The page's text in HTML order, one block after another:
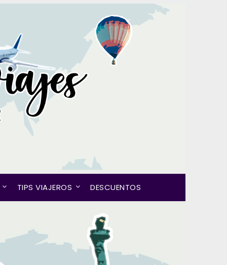
TIPS VIAJEROS DESCUENTOS